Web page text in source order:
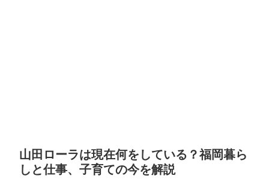
山田ローラは現在何をしている？福岡暮ら
しと仕事、子育ての今を解説